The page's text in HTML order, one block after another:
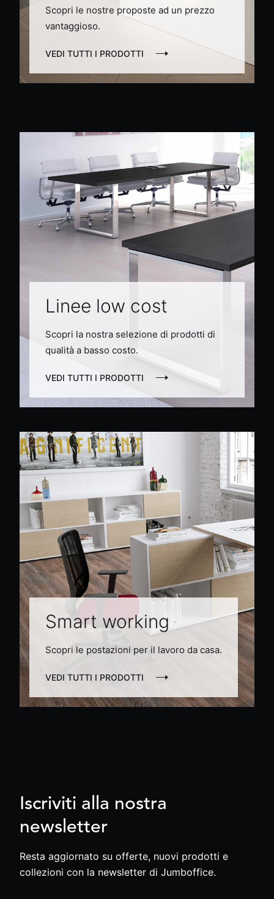
Scopri le nostre proposte ad un prezzo
vantaggioso.
VEDI TUTTI I PRODOTTI
Linee low cost
Scopri la nostra selezione di prodotti di
qualità a basso costo.
VEDI TUTTI I PRODOTTI
Smart working
Scopri le postazioni per il lavoro da casa.
VEDI TUTTI I PRODOTTI
Iscriviti alla nostra
newsletter
Resta aggiornato su offerte, nuovi prodotti e
collezioni con la newsletter di Jumboffice.